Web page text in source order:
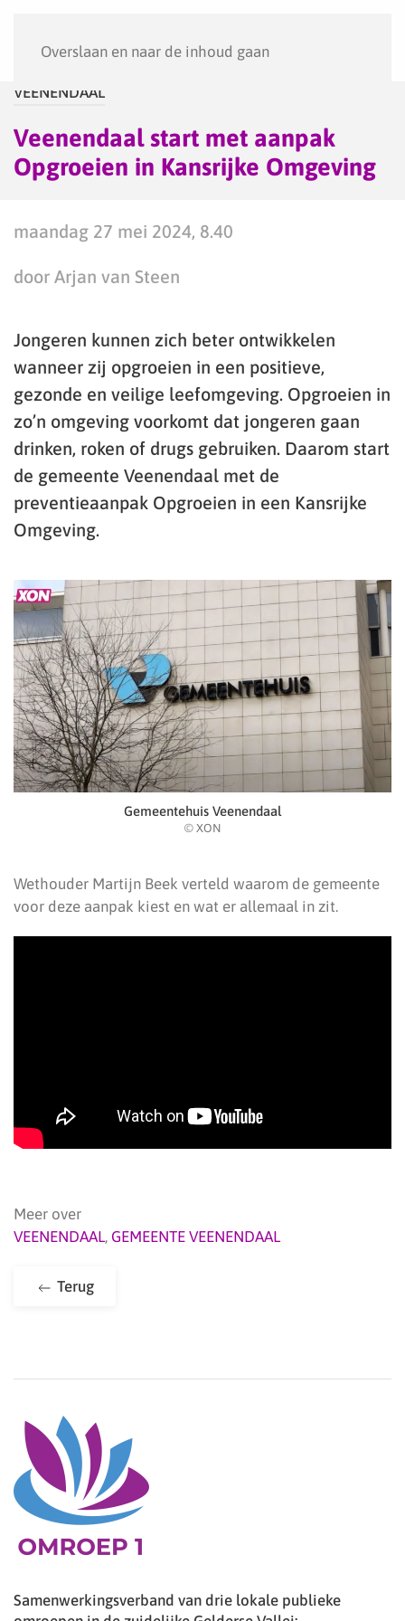
Overslaan en naar de inhoud gaan
VEENENDAAL
Veenendaal start met aanpak
Opgroeien in Kansrijke Omgeving
maandag 27 mei 2024, 8.40
door Arjan van Steen
Jongeren kunnen zich beter ontwikkelen
wanneer zij opgroeien in een positieve,
gezonde en veilige leefomgeving. Opgroeien in
zo’n omgeving voorkomt dat jongeren gaan
drinken, roken of drugs gebruiken. Daarom start
de gemeente Veenendaal met de
preventieaanpak Opgroeien in een Kansrijke
Omgeving.
Gemeentehuis Veenendaal
© XON
Wethouder Martijn Beek verteld waarom de gemeente
voor deze aanpak kiest en wat er allemaal in zit.
Meer over
VEENENDAAL, GEMEENTE VEENENDAAL
Terug
Samenwerkingsverband van drie lokale publieke